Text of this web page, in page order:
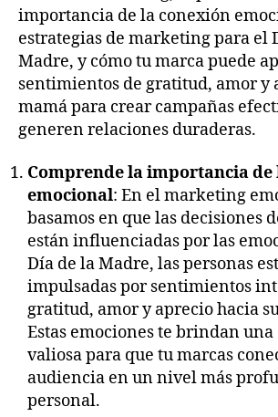
importancia de la conexión
estrategias de marketing para el
Madre, y cómo tu marca puede
sentimientos de gratitud, amor y
mamá para crear campañas
generen relaciones duraderas.
Comprende la importancia de
emocional: En el marketing
basamos en que las decisiones
están influenciadas por las
Día de la Madre, las personas
impulsadas por sentimientos
gratitud, amor y aprecio hacia
Estas emociones te brindan
valiosa para que tu marcas
audiencia en un nivel más
personal.